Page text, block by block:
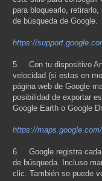
para bloquearlo,
de búsqueda de Google.
https://
5. Con tu dispositivo
velocidad (si estas en
página web de Google
posibilidad de exportar
Google Earth o Google
https://
6. Google registra cada
de búsqueda. Incluso
clic. También se puede